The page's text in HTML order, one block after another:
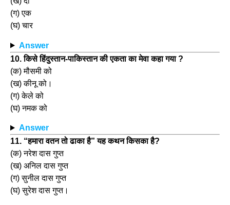
(ग) एक
(घ) चार
Answer
10. किसे हिंदुस्तान-पाकिस्तान की एकता का मेवा कहा गया ?
(क) मौसमी को
(ख) कीनू को।
(ग) केले को
(घ) नमक को
Answer
11. “हमारा वतन तो ढाका है” यह कथन किसका है?
(क) नरेश दास गुप्त
(ख) अनिल दास गुप्त
(ग) सुनील दास गुप्त
(घ) सुरेश दास गुप्त।